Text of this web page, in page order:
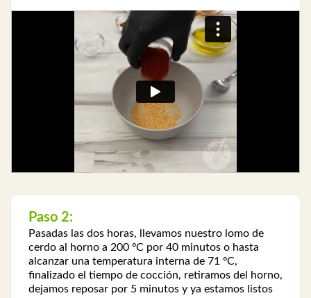
Paso 2:
Pasadas las dos horas, llevamos nuestro lomo de
cerdo al horno a 200 ºC por 40 minutos o hasta
alcanzar una temperatura interna de 71 ºC,
finalizado el tiempo de cocción, retiramos del horno,
dejamos reposar por 5 minutos y ya estamos listos